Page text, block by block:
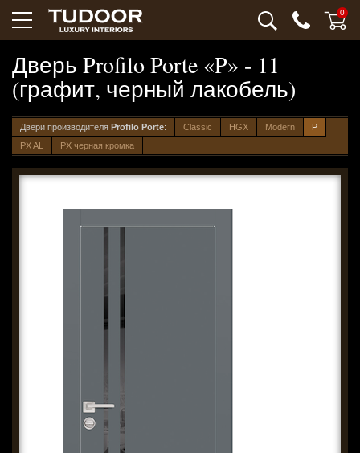
0
Дверь Profilo Porte «P» - 11
(графит, черный лакобель)
Двери производителя Profilo Porte: Classic HGX Modern
P
PX AL
PX черная кромка